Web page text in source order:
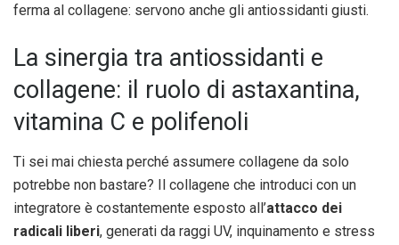
ferma al collagene: servono anche gli antiossidanti giusti.
La sinergia tra antiossidanti e
collagene: il ruolo di astaxantina,
vitamina C e polifenoli
Ti sei mai chiesta perché assumere collagene da solo
potrebbe non bastare? Il collagene che introduci con un
integratore è costantemente esposto all’attacco dei
radicali liberi, generati da raggi UV, inquinamento e stress